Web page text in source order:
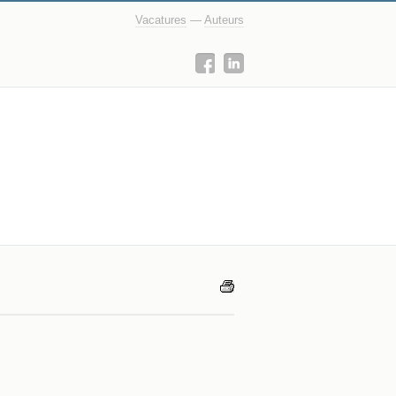
Vacatures — Auteurs